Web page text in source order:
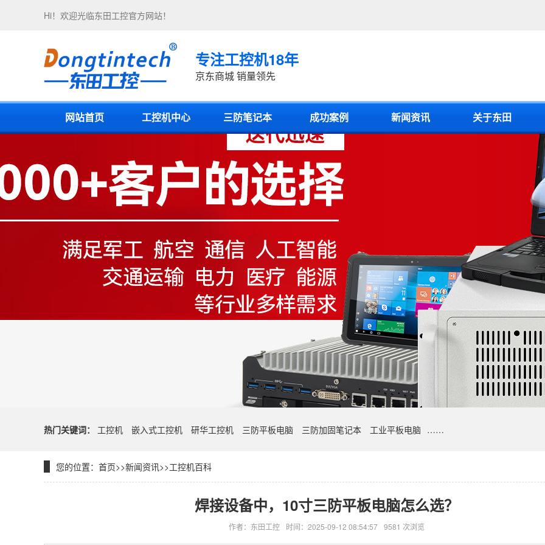
Hi！欢迎光临东田工控官方网站！
专注工控机18年
京东商城 销量领先
网站首页 工控机中心 三防笔记本 成功案例 新闻资讯 关于东田
热门关键词： 工控机 嵌入式工控机 研华工控机 三防平板电脑 三防加固笔记本 工业平板电脑 ……
您的位置： 首页>>新闻资讯>>工控机百科
焊接设备中，10寸三防平板电脑怎么选？
作者：东田工控 时间：2025-09-12 08:54:57 9581 次浏览